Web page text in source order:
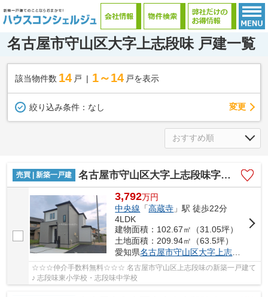
名古屋市守山区大字上志段味 戸建一覧
該当物件数 14 戸 1～14 戸を表示
絞り込み条件： なし 変更
売買 | 新築一戸建 名古屋市守山区大字上志段味字茂中443-2【仲介手数料無料】新築一戸建て 3号棟
3,792万円
中央線 「高蔵寺 」駅 徒歩22分
4LDK
建物面積：102.67㎡（31.05坪）
土地面積：209.94㎡（63.5坪）
愛知県名古屋市守山区大字上志段味
☆☆☆仲介手数料無料☆☆☆ 名古屋市守山区上志段味の新築一戸建て
♪ 志段味東小学校・志段味中学校